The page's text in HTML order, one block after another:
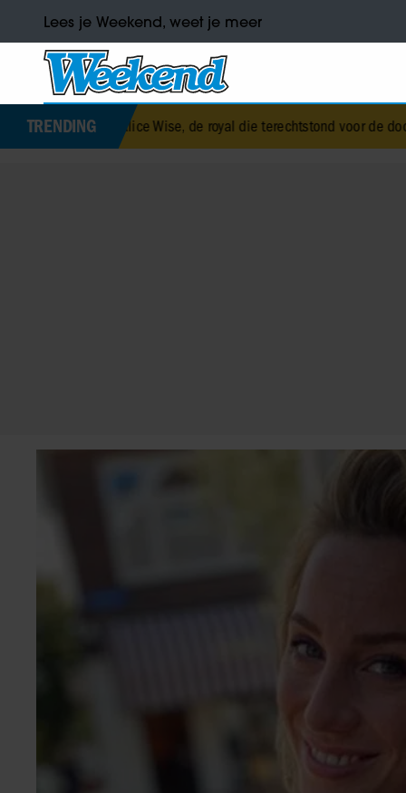
Lees je Weekend, weet je meer
TRENDING
Alice Wise, de royal die terechtstond voor de dood van haar baby